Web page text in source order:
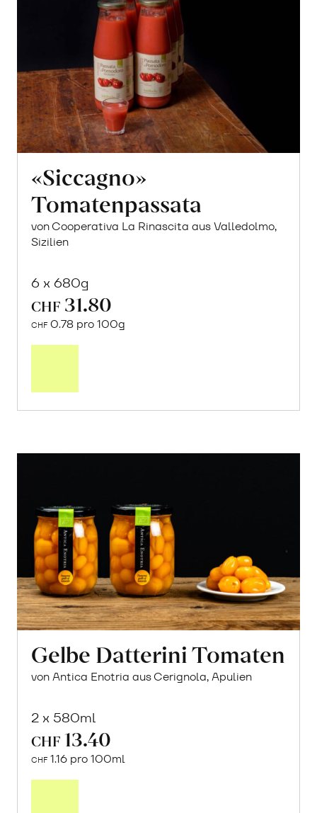
«Siccagno»
Tomatenpassata
von Cooperativa La Rinascita aus Valledolmo,
Sizilien
6 x 680g
CHF 31.80
CHF 0.78 pro 100g
Gelbe Datterini Tomaten
von Antica Enotria aus Cerignola, Apulien
2 x 580ml
CHF 13.40
CHF 1.16 pro 100ml